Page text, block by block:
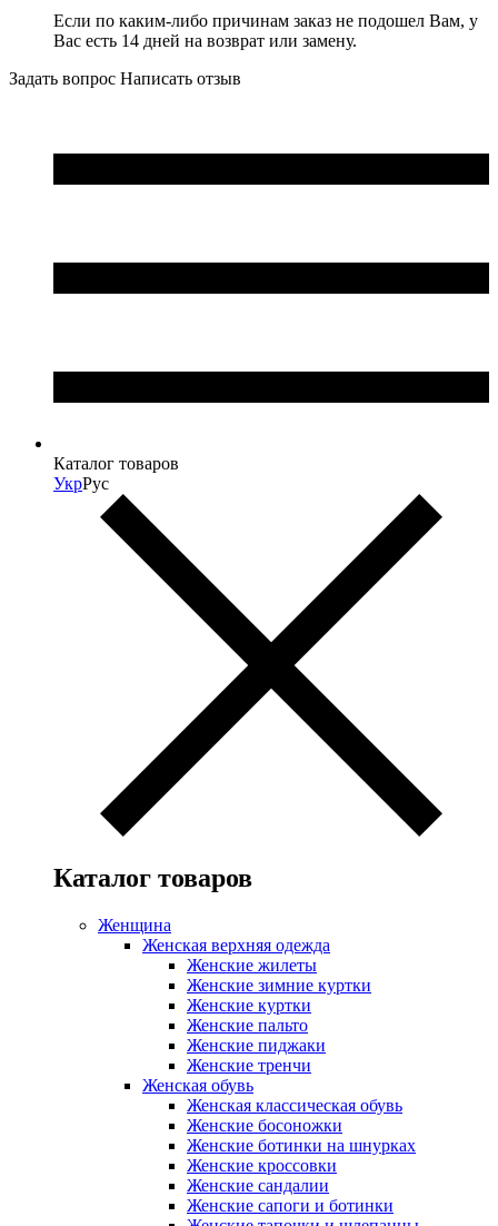
Если по каким-либо причинам заказ не подошел Вам, у
Вас есть 14 дней на возврат или замену.
Задать вопрос Написать отзыв
Каталог товаров
УкрРус
Каталог товаров
Женщина
Женская верхняя одежда
Женские жилеты
Женские зимние куртки
Женские куртки
Женские пальто
Женские пиджаки
Женские тренчи
Женская обувь
Женская классическая обувь
Женские босоножки
Женские ботинки на шнурках
Женские кроссовки
Женские сандалии
Женские сапоги и ботинки